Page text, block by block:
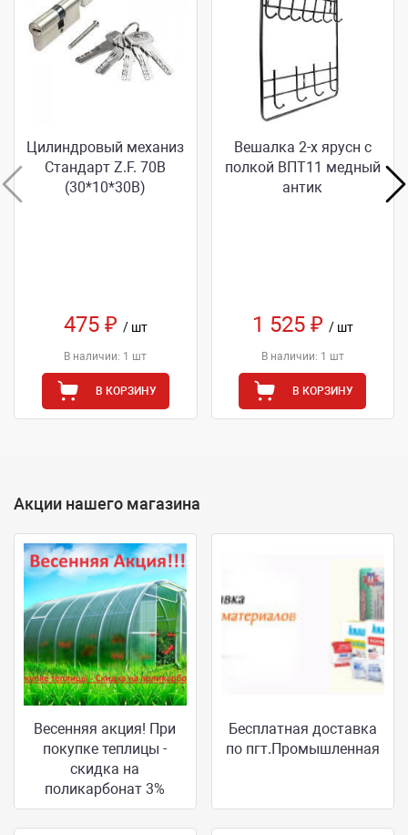
Цилиндровый механиз
Стандарт Z.F. 70В
(30*10*30В)
475 ₽ / шт
В наличии: 1 шт
В КОРЗИНУ
Вешалка 2-х ярусн с
полкой BПT11 медный
антик
1 525 ₽ / шт
В наличии: 1 шт
В КОРЗИНУ
Акции нашего магазина
Весенняя акция! При
покупке теплицы -
скидка на
поликарбонат 3%
Бесплатная доставка
по пгт.Промышленная